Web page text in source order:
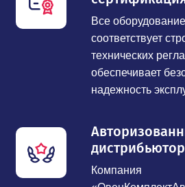
Все
соответствует
технических
обеспечивает
надежность
Компания